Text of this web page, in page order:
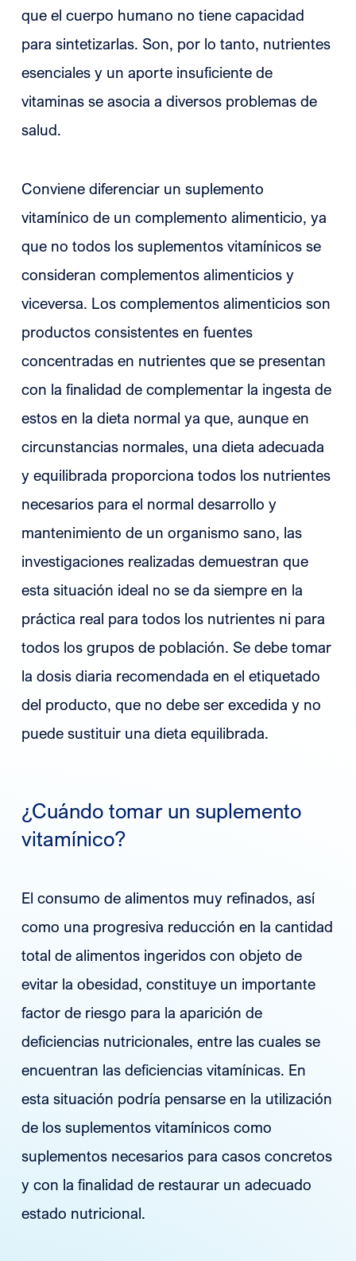
que el cuerpo humano no tiene capacidad
para sintetizarlas. Son, por lo tanto, nutrientes
esenciales y un aporte insuficiente de
vitaminas se asocia a diversos problemas de
salud.
Conviene diferenciar un suplemento
vitamínico de un complemento alimenticio, ya
que no todos los suplementos vitamínicos se
consideran complementos alimenticios y
viceversa. Los complementos alimenticios son
productos consistentes en fuentes
concentradas en nutrientes que se presentan
con la finalidad de complementar la ingesta de
estos en la dieta normal ya que, aunque en
circunstancias normales, una dieta adecuada
y equilibrada proporciona todos los nutrientes
necesarios para el normal desarrollo y
mantenimiento de un organismo sano, las
investigaciones realizadas demuestran que
esta situación ideal no se da siempre en la
práctica real para todos los nutrientes ni para
todos los grupos de población. Se debe tomar
la dosis diaria recomendada en el etiquetado
del producto, que no debe ser excedida y no
puede sustituir una dieta equilibrada.
¿Cuándo tomar un suplemento
vitamínico?
El consumo de alimentos muy refinados, así
como una progresiva reducción en la cantidad
total de alimentos ingeridos con objeto de
evitar la obesidad, constituye un importante
factor de riesgo para la aparición de
deficiencias nutricionales, entre las cuales se
encuentran las deficiencias vitamínicas. En
esta situación podría pensarse en la utilización
de los suplementos vitamínicos como
suplementos necesarios para casos concretos
y con la finalidad de restaurar un adecuado
estado nutricional.